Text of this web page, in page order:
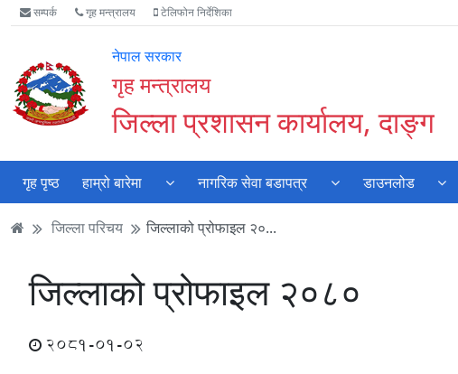
Accessibility
Mode
गर्नुहोस्
मुख्य
सामाग्री
मुख्य
नेभिगेसन
वेबसाइट
खोजमा
सम्पर्क गृह मन्त्रालय टेलिफोन निर्देशिका
नेपाल सरकार
गृह मन्त्रालय
जिल्ला प्रशासन कार्यालय, दाङ्ग
गृह पृष्ठ हाम्रो बारेमा नागरिक सेवा बडापत्र डाउनलोड
जिल्ला परिचय जिल्लाको प्रोफाइल २०...
जिल्लाको प्रोफाइल २०८०
2081-01-02